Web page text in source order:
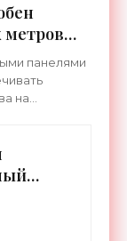
метров
панелями
на
до 2 км